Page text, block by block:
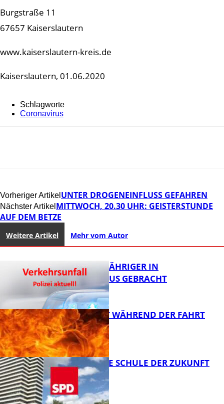
Burgstraße 11
67657 Kaiserslautern
www.kaiserslautern-kreis.de
Kaiserslautern, 01.06.2020
Schlagworte
Coronavirus
Vorheriger Artikel UNTER DROGENEINFLUSS GEFAHREN
Nächster Artikel MITTWOCH, 20.30 UHR: GEISTERSTUNDE
AUF DEM BETZE
Weitere Artikel Mehr vom Autor
FB News
UNFALL: 58-JÄHRIGER IN
KRANKENHAUS GEBRACHT
FB News
AUTO FÄNGT WÄHREND DER FAHRT
FEUER
WIE SIEHT DIE SCHULE DER ZUKUNFT
AUS?